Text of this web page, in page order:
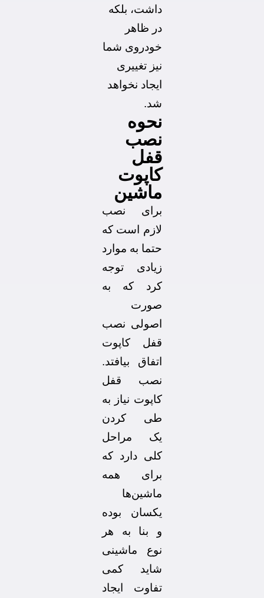
داشت، بلکه
در ظاهر
خودروی شما
نیز تغییری
ایجاد نخواهد
شد.
نحوه
نصب
قفل
کاپوت
ماشین
برای نصب
لازم است که
حتما به موارد
زیادی توجه
کرد که به
صورت
اصولی نصب
قفل کاپوت
اتفاق بیافتد.
نصب قفل
کاپوت نیاز به
طی کردن
یک مراحل
کلی دارد که
برای همه
ماشین‌ها
یکسان بوده
و بنا به هر
نوع ماشینی
شاید کمی
تفاوت ایجاد